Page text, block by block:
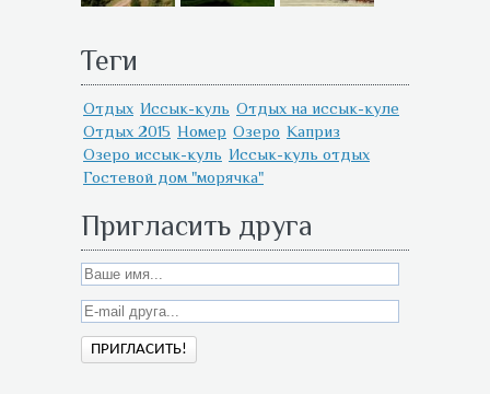
Теги
Отдых Иссык-куль Отдых на иссык-куле
Отдых 2015 Номер Озеро Каприз
Озеро иссык-куль Иссык-куль отдых
Гостевой дом "морячка"
Пригласить друга